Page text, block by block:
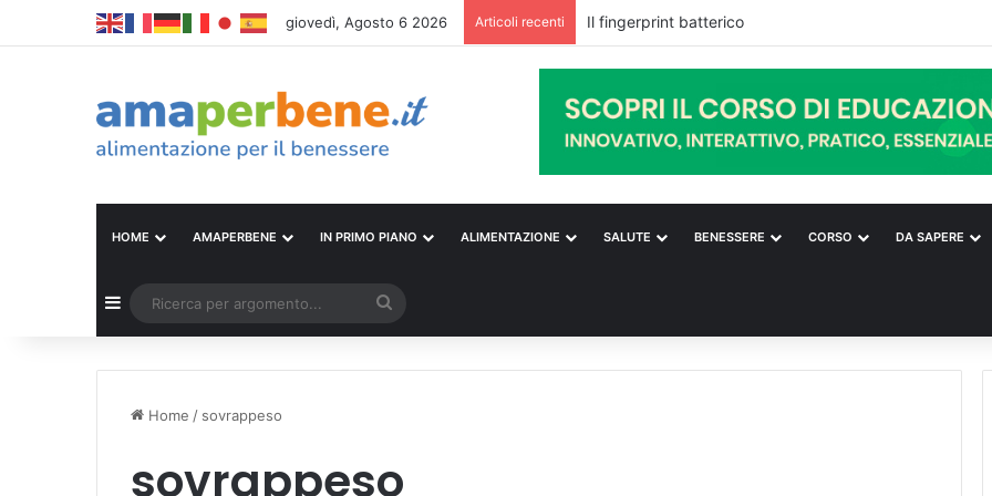
giovedì, Agosto 6 2026 Articoli recenti Il fingerprint batterico
HOME AMAPERBENE IN PRIMO PIANO ALIMENTAZIONE SALUTE BENESSERE CORSO DA SAPERE
Barra laterale
per
Home / sovrappeso
sovrappeso